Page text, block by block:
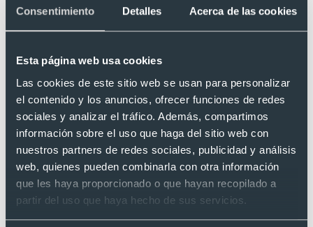
Consentimiento Detalles Acerca de las cookies
Esta página web usa cookies
Las cookies de este sitio web se usan para personalizar
el contenido y los anuncios, ofrecer funciones de redes
sociales y analizar el tráfico. Además, compartimos
información sobre el uso que haga del sitio web con
nuestros partners de redes sociales, publicidad y análisis
web, quienes pueden combinarla con otra información
que les haya proporcionado o que hayan recopilado a
partir del uso que haya hecho de sus servicios.
múltiples colores y gráficos detallados, y permite una
impresión de alta calidad y durabilidad.
Diseño y colores
Cuando se trata de personalizar un paraguas de pongee, es
importante tener en cuenta el diseño y los colores utilizados.
Es recomendableutilizar colores contrastantespara que el
diseño sea fácilmente visible, y tener en cuenta el tamaño del
paraguas para asegurarse de que el diseño tenga la
resolución adecuada. También es importante tener en cuenta
el público objetivo y el mensaje que se desea transmitir con
el diseño.